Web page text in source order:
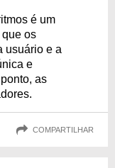
é um
os
usuário e a
e
as
COMPARTILHAR